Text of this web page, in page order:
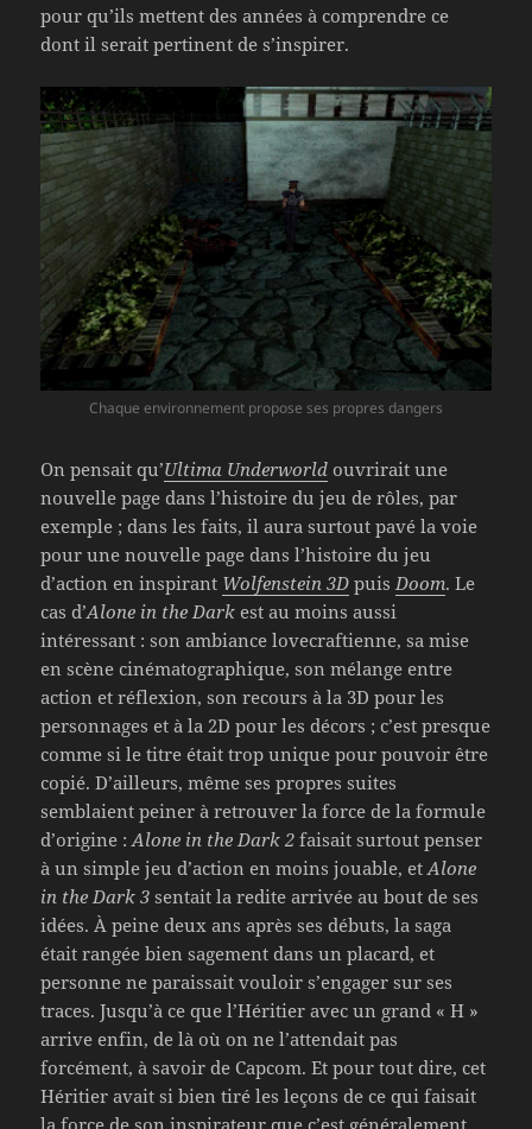
pour qu’ils mettent des années à comprendre ce
dont il serait pertinent de s’inspirer.
Chaque environnement propose ses propres dangers
On pensait qu’Ultima Underworld ouvrirait une
nouvelle page dans l’histoire du jeu de rôles, par
exemple ; dans les faits, il aura surtout pavé la voie
pour une nouvelle page dans l’histoire du jeu
d’action en inspirant Wolfenstein 3D puisDoom. Le
cas d’Alone in the Dark est au moins aussi
intéressant : son ambiance lovecraftienne, sa mise
en scène cinématographique, son mélange entre
action et réflexion, son recours à la 3D pour les
personnages et à la 2D pour les décors ; c’est presque
comme si le titre était trop unique pour pouvoir être
copié. D’ailleurs, même ses propres suites
semblaient peiner à retrouver la force de la formule
d’origine :Alone in the Dark 2 faisait surtout penser
à un simple jeu d’action en moins jouable, etAlone
in the Dark 3 sentait la redite arrivée au bout de ses
idées. À peine deux ans après ses débuts, la saga
était rangée bien sagement dans un placard, et
personne ne paraissait vouloir s’engager sur ses
traces. Jusqu’à ce que l’Héritier avec un grand « H »
arrive enfin, de là où on ne l’attendait pas
forcément, à savoir de Capcom. Et pour tout dire, cet
Héritier avait si bien tiré les leçons de ce qui faisait